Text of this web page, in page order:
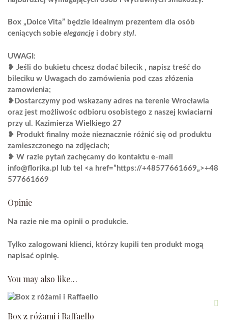
Box „Dolce Vita” będzie idealnym prezentem dla osób
ceniących sobie elegancję i dobry styl.
UWAGI:
❥ Jeśli do bukietu chcesz dodać bilecik , napisz treść do
bileciku w Uwagach do zamówienia pod czas złózenia
zamowienia;
❥Dostarczymy pod wskazany adres na terenie Wrocławia
oraz jest możliwośc odbioru osobistego z naszej kwiaciarni
przy ul. Kazimierza Wielkiego 27
❥ Produkt finalny może nieznacznie różnić się od produktu
zamieszczonego na zdjęciach;
❥ W razie pytań zachęcamy do kontaktu e-mail
info@florika.pl
lub tel <a href=”https://+48577661669„>+48
577661669
Opinie
Na razie nie ma opinii o produkcie.
Tylko zalogowani klienci, którzy kupili ten produkt mogą
napisać opinię.
You may also like…
Box z różami i Raffaello